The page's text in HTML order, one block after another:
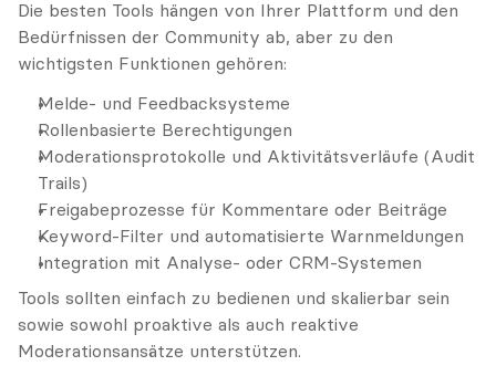
Die besten Tools hängen von Ihrer Plattform und den
Bedürfnissen der Community ab, aber zu den
wichtigsten Funktionen gehören:
Melde- und Feedbacksysteme
Rollenbasierte Berechtigungen
Moderationsprotokolle und Aktivitätsverläufe (Audit
Trails)
Freigabeprozesse für Kommentare oder Beiträge
Keyword-Filter und automatisierte Warnmeldungen
Integration mit Analyse- oder CRM-Systemen
Tools sollten einfach zu bedienen und skalierbar sein
sowie sowohl proaktive als auch reaktive
Moderationsansätze unterstützen.